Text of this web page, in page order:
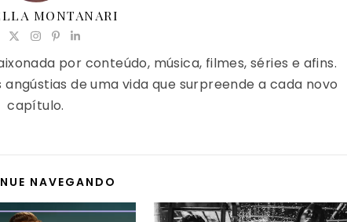
MONTANARI
por conteúdo, música, filmes, séries e afins.
de uma vida que surpreende a cada novo
capítulo.
NAVEGANDO